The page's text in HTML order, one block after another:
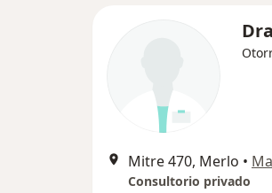
Mitre 470, Merlo •
Consultorio privado